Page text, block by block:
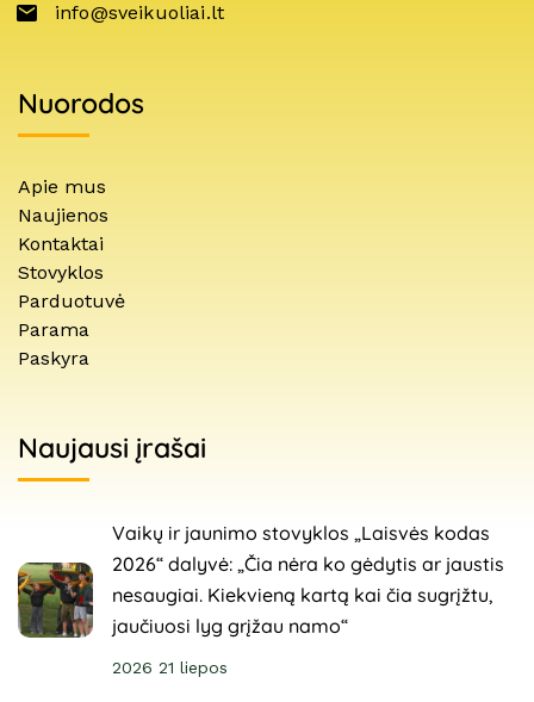
info@sveikuoliai.lt
Nuorodos
Apie mus
Naujienos
Kontaktai
Stovyklos
Parduotuvė
Parama
Paskyra
Naujausi įrašai
Vaikų ir jaunimo stovyklos „Laisvės kodas
2026“ dalyvė: „Čia nėra ko gėdytis ar jaustis
nesaugiai. Kiekvieną kartą kai čia sugrįžtu,
jaučiuosi lyg grįžau namo“
2026 21 liepos